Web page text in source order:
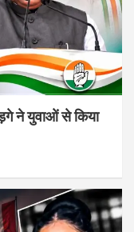
ने युवाओं से किया